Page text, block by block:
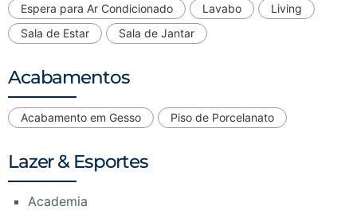
Espera para Ar Condicionado
Lavabo
Living
Sala de Estar
Sala de Jantar
Acabamentos
Acabamento em Gesso Piso de Porcelanato
Lazer & Esportes
Academia